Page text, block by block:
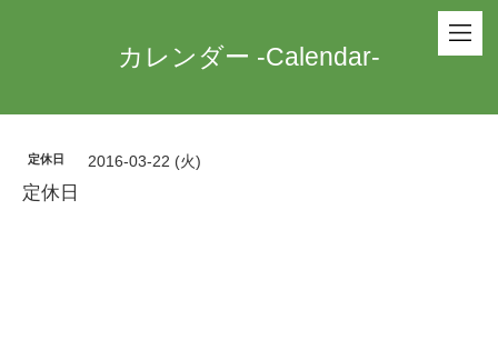
カレンダー -Calendar-
定休日 2016-03-22 (火)
定休日